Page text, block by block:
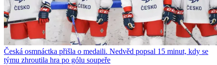
Česká osmnáctka přišla o medaili. Nedvěd popsal 15 minut, kdy se
týmu zhroutila hra po gólu soupeře